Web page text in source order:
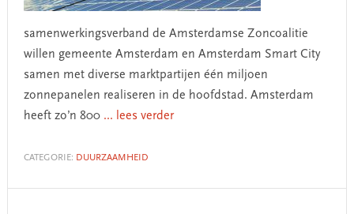
samenwerkingsverband de Amsterdamse Zoncoalitie
willen gemeente Amsterdam en Amsterdam Smart City
samen met diverse marktpartijen één miljoen
zonnepanelen realiseren in de hoofdstad. Amsterdam
heeft zo’n 800 ... lees verder
CATEGORIE: DUURZAAMHEID